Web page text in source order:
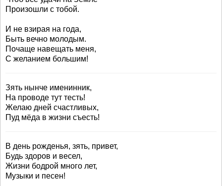
Произошли с тобой.
И не взирая на года,
Быть вечно молодым.
Почаще навещать меня,
С желанием большим!
Зять нынче именинник,
На проводе тут тесть!
Желаю дней счастливых,
Пуд мёда в жизни съесть!
В день рожденья, зять, привет,
Будь здоров и весел,
Жизни бодрой много лет,
Музыки и песен!